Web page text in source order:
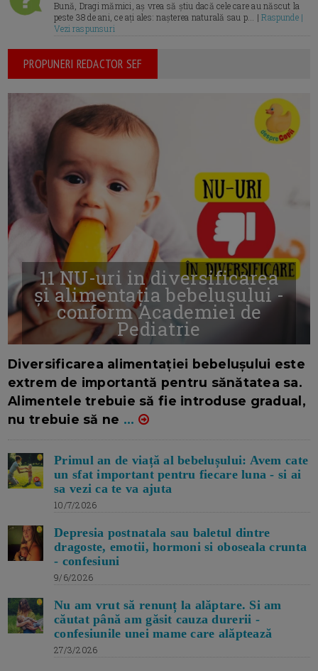
Bună, Dragi mămici, aș vrea să știu dacă cele care au născut la
peste 38 de ani, ce ați ales: nașterea naturală sau p... |Raspunde |
Vezi raspunsuri
PROPUNERI REDACTOR SEF
11 NU-uri in diversificarea
și alimentația bebelușului -
conform Academiei de
Pediatrie
Diversificarea alimentației bebelușului este
extrem de importantă pentru sănătatea sa.
Alimentele trebuie să fie introduse gradual,
nu trebuie să ne ...
Primul an de viață al bebelușului: Avem cate
un sfat important pentru fiecare luna - si ai
sa vezi ca te va ajuta
10/7/2026
Depresia postnatala sau baletul dintre
dragoste, emotii, hormoni si oboseala crunta
- confesiuni
9/6/2026
Nu am vrut să renunț la alăptare. Si am
căutat până am găsit cauza durerii -
confesiunile unei mame care alăptează
27/3/2026